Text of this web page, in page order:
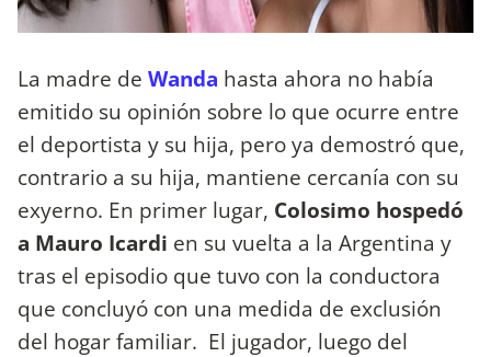
La madre de Wanda hasta ahora no había
emitido su opinión sobre lo que ocurre entre
el deportista y su hija, pero ya demostró que,
contrario a su hija, mantiene cercanía con su
exyerno. En primer lugar, Colosimo hospedó
a Mauro Icardi en su vuelta a la Argentina y
tras el episodio que tuvo con la conductora
que concluyó con una medida de exclusión
del hogar familiar. El jugador, luego del